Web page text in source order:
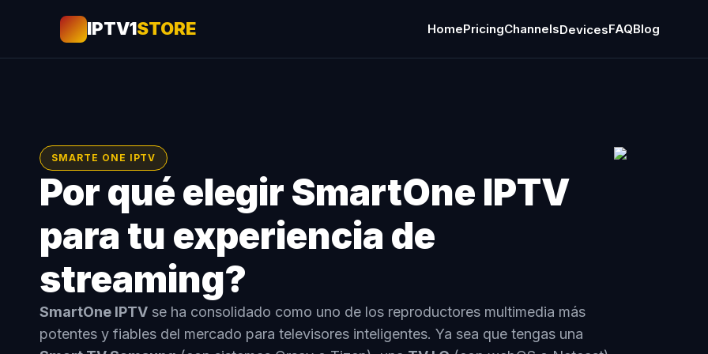
IPTV1STORE HomePricingChannelsDevicesFAQBlog
SMARTE ONE IPTV
Por qué elegir SmartOne IPTV
para tu experiencia de
streaming?
SmartOne IPTV se ha consolidado como uno de los reproductores multimedia más
potentes y fiables del mercado para televisores inteligentes. Ya sea que tengas una